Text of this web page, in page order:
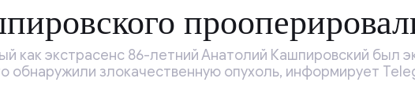
как экстрасенс 86-летний Анатолий Кашпировский был
обнаружили злокачественную опухоль, информирует